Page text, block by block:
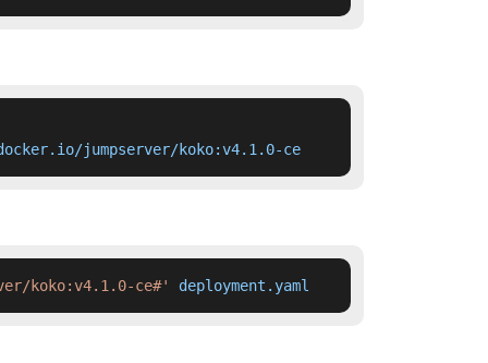
jumpserver/koko:v4.1.0-ce
koko:v4.1.0-ce#' deployment.yaml